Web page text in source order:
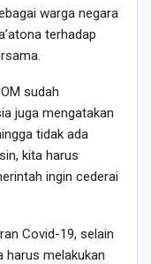
warga negara
terhadap
sudah
juga mengatakan
tidak ada
kita harus
ingin cederai
Covid-19, selain
harus melakukan